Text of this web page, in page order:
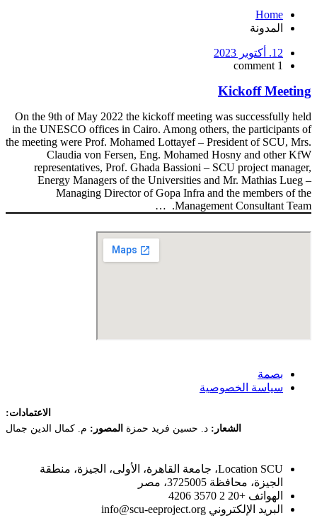
Home
المدونة
12. أكتوبر 2023
1 comment
Kickoff Meeting
On the 9th of May 2022 the kickoff meeting was successfully held
in the UNESCO offices in Cairo. Among others, the participants of
the meeting were Prof. Mohamed Lottayef – President of SCU, Mrs.
Claudia von Fersen, Eng. Mohamed Hosny and other KfW
representatives, Prof. Ghada Bassioni – SCU project manager,
Energy Managers of the Universities and Mr. Mathias Lueg –
Managing Director of Gopa Infra and the members of the
Management Consultant Team. …
بصمة
سياسة الخصوصية
الاعتمادات:
الشعار: د. حسين فريد حمزة المصور: م. كمال الدين جمال
LocationSCU، جامعة القاهرة، الأولى، الجيزة، منطقة
الجيزة، محافظة 3725005، مصر
الهواتف +20 2 3570 4206
البريد الإلكتروني info@scu-eeproject.org